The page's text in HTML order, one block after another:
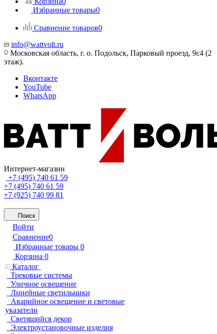
Избранные товары0
Сравнение товаров0
info@wattvolt.ru
Московская область, г. о. Подольск, Парковый проезд, 9с4 (2
этаж).
Вконтакте
YouTube
WhatsApp
Интернет-магазин
+7 (495) 740 61 59
+7 (495) 740 61 59
+7 (925) 740 99 81
Поиск
Войти
Сравнение0
Избранные товары 0
Корзина 0
Каталог
Трековые системы
Уличное освещение
Линейные светильники
Аварийное освещение и световые
указатели
Светящийся декор
Электроустановочные изделия